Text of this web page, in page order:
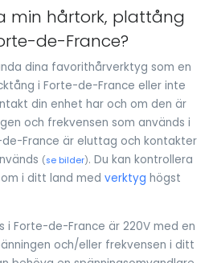
min hårtork, plattång
de-France?
dina favorithårverktyg som en
i Forte-de-France eller inte
din enhet har och om den är
och frekvensen som används i
France är eluttag och kontakter
(se bilder). Du kan kontrollera
i ditt land med verktyg högst
i Forte-de-France är 220V med en
och/eller frekvensen i ditt